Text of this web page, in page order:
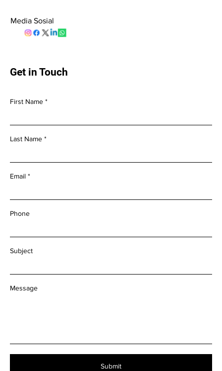
Get in Touch
First Name
Last Name
Email
Phone
Subject
Message
Submit
Media Sosial